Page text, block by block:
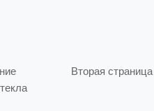
Вторая страница